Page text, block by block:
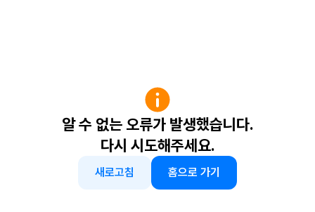
알 수 없는 오류가 발생했습니다.
다시 시도해주세요.
새로고침 홈으로 가기